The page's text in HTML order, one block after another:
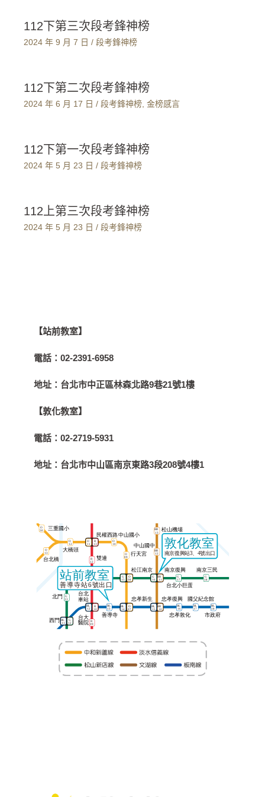
112下第三次段考鋒神榜
2024 年 9 月 7 日 / 段考鋒神榜
112下第二次段考鋒神榜
2024 年 6 月 17 日 / 段考鋒神榜 金榜感言
112下第一次段考鋒神榜
2024 年 5 月 23 日 / 段考鋒神榜
112上第三次段考鋒神榜
2024 年 5 月 23 日 / 段考鋒神榜
【站前教室】
電話：02-2391-6958
地址： 台北市中正區林森北路9巷21號1樓
【敦化教室】
電話：02-2719-5931
地址： 台北市中山區南京東路3段208號4樓1